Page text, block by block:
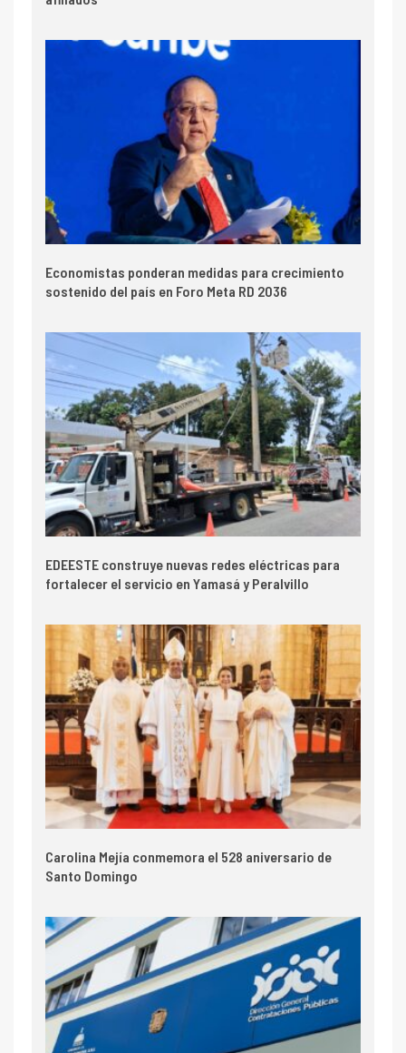
Economistas ponderan medidas para crecimiento
sostenido del país en Foro Meta RD 2036
EDEESTE construye nuevas redes eléctricas para
fortalecer el servicio en Yamasá y Peralvillo
Carolina Mejía conmemora el 528 aniversario de
Santo Domingo